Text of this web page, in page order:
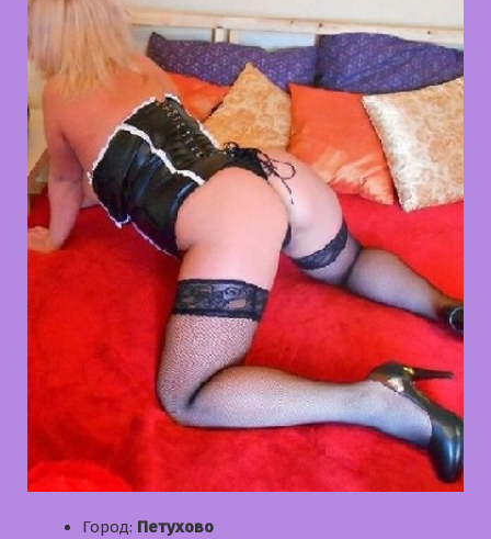
Город: Петухово